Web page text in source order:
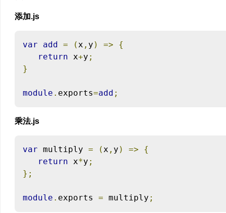
添加.js
var add = (x , y ) =>
{
return x+y ;
}
module . exports=add ;
乘法.js
var multiply = (x , y ) =>
{
return x*y ;
};
module . exports = multiply ;